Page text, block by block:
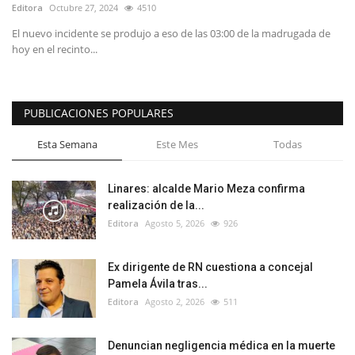
Editora Octubre 27, 2024 4510
El nuevo incidente se produjo a eso de las 03:00 de la madrugada de
hoy en el recinto...
PUBLICACIONES POPULARES
Esta Semana Este Mes Todas
Linares: alcalde Mario Meza confirma
realización de la...
Editora Agosto 5, 2026 926
Ex dirigente de RN cuestiona a concejal
Pamela Ávila tras...
Editora Agosto 2, 2026 511
Denuncian negligencia médica en la muerte